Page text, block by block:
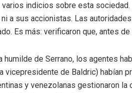
varios indicios sobre esta
a sus accionistas. Las
Es más: verificaron que, antes
humilde de Serrano, los agentes
vicepresidente de Baldric) habían
y venezolanas gestionaron